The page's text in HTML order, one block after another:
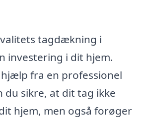
tagdækning i
investering i dit hjem.
fra en professionel
du sikre, at dit tag ikke
hjem, men også forøger